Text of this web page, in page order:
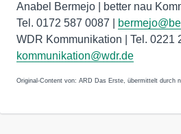
Anabel Bermejo | better nau
Tel. 0172 587 0087 |
WDR Kommunikation | Tel. 0221
kommunikation@wdr.de
Original-Content von: ARD Das Erste, übermittelt durch